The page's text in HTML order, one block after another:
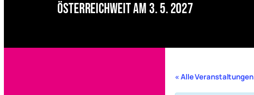
Österreichweit am 3. 5. 2027
« Alle Veranstaltungen